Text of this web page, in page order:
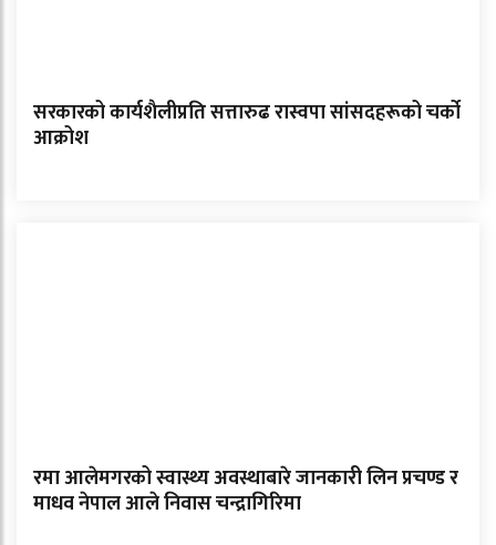
सरकारको कार्यशैलीप्रति सत्तारुढ रास्वपा सांसदहरूको चर्को
आक्रोश
रमा आलेमगरको स्वास्थ्य अवस्थाबारे जानकारी लिन प्रचण्ड र
माधव नेपाल आले निवास चन्द्रागिरिमा